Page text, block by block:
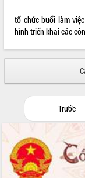
nghệ, hướng tới phát
bền vững
chuyển đổi số cho cán
Đắk Lắk phát động
Quyền của người tiêu
Đẩy mạnh cải cách hành
hai con số trong năm 2026
Tổ chức trang trọng Lễ
Lương Văn Chánh năm
tổ chức buổi làm
hình triển khai các
Trước